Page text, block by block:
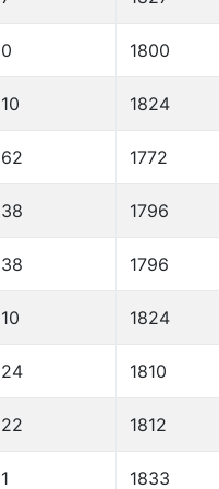
0 1800
10 1824
62 1772
38 1796
38 1796
10 1824
24 1810
22 1812
1 1833